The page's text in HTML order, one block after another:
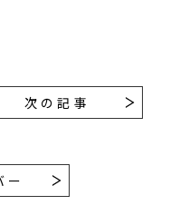
次の記事
ー